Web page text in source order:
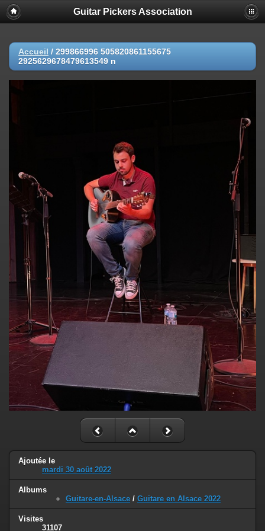
Guitar Pickers Association
Accueil / 299866996 505820861155675
2925629678479613549 n
Ajoutée le
mardi 30 août 2022
Albums
Guitare-en-Alsace / Guitare en Alsace 2022
Visites
31107